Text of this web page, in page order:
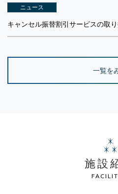
ニュース
キャンセル振替割引サービスの取
一覧を
施設